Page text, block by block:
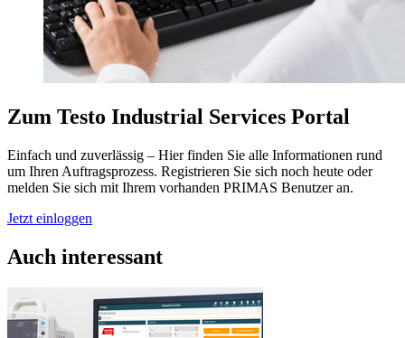
Zum Testo Industrial Services Portal
Einfach und zuverlässig – Hier finden Sie alle Informationen rund
um Ihren Auftragsprozess. Registrieren Sie sich noch heute oder
melden Sie sich mit Ihrem vorhanden PRIMAS Benutzer an.
Jetzt einloggen
Auch interessant